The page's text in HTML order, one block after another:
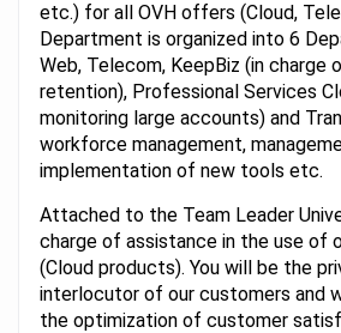
etc.) for all OVH offers (Cloud,
Department is organized into 6
Web, Telecom, KeepBiz (in charge
retention), Professional Services
monitoring large accounts) and
workforce management,
implementation of new tools etc.
Attached to the Team Leader
charge of assistance in the use of
(Cloud products). You will be the
interlocutor of our customers and
the optimization of customer